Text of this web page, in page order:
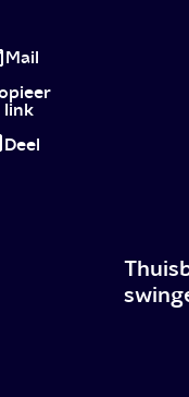
Lieke
Marsman
naar
een
Mail
link
Deel